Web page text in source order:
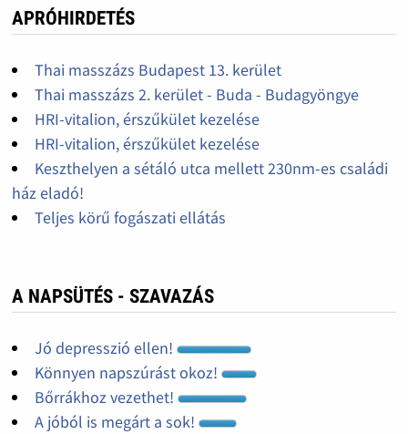
APRÓHIRDETÉS
Thai masszázs Budapest 13. kerület
Thai masszázs 2. kerület - Buda - Budagyöngye
HRI-vitalion, érszűkület kezelése
HRI-vitalion, érszűkület kezelése
Keszthelyen a sétáló utca mellett 230nm-es családi
ház eladó!
Teljes körű fogászati ellátás
A NAPSÜTÉS - SZAVAZÁS
Jó depresszió ellen!
Könnyen napszúrást okoz!
Bőrrákhoz vezethet!
A jóból is megárt a sok!